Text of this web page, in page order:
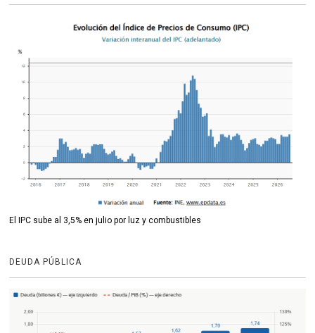
El IPC sube al 3,5% en julio por luz y combustibles
DEUDA PÚBLICA